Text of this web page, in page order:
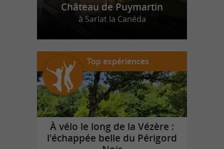
Château de Puymartin
à Sarlat la Canéda
Top expériences
À vélo le long de la Vézère :
l'échappée belle du Périgord